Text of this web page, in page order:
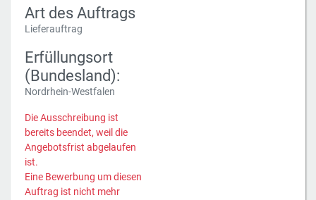
Art des Auftrags
Lieferauftrag
Erfüllungsort
(Bundesland):
Nordrhein-Westfalen
Die Ausschreibung ist
bereits beendet, weil die
Angebotsfrist abgelaufen
ist.
Eine Bewerbung um diesen
Auftrag ist nicht mehr